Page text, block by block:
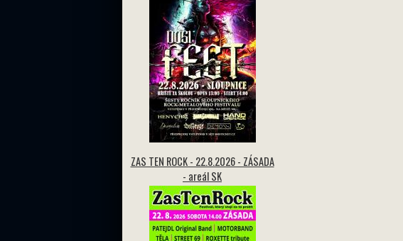
ZAS TEN ROCK - 22.8.2026 - ZÁSADA
- areál SK